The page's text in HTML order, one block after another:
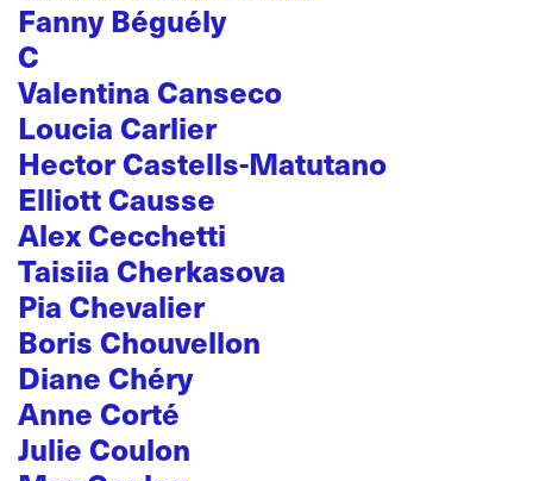
Fanny Béguély
C
Valentina Canseco
Loucia Carlier
Hector Castells-Matutano
Elliott Causse
Alex Cecchetti
Taisiia Cherkasova
Pia Chevalier
Boris Chouvellon
Diane Chéry
Anne Corté
Julie Coulon